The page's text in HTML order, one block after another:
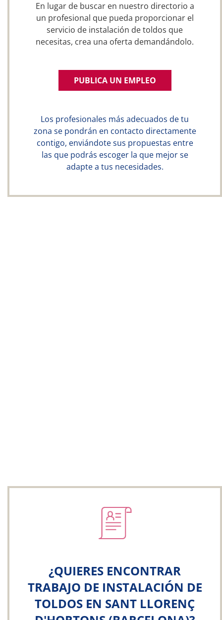
En lugar de buscar en nuestro directorio a
un profesional que pueda proporcionar el
servicio de instalación de toldos que
necesitas, crea una oferta demandándolo.
PUBLICA UN EMPLEO
Los profesionales más adecuados de tu
zona se pondrán en contacto directamente
contigo, enviándote sus propuestas entre
las que podrás escoger la que mejor se
adapte a tus necesidades.
¿QUIERES ENCONTRAR
TRABAJO DE INSTALACIÓN DE
TOLDOS EN SANT LLORENÇ